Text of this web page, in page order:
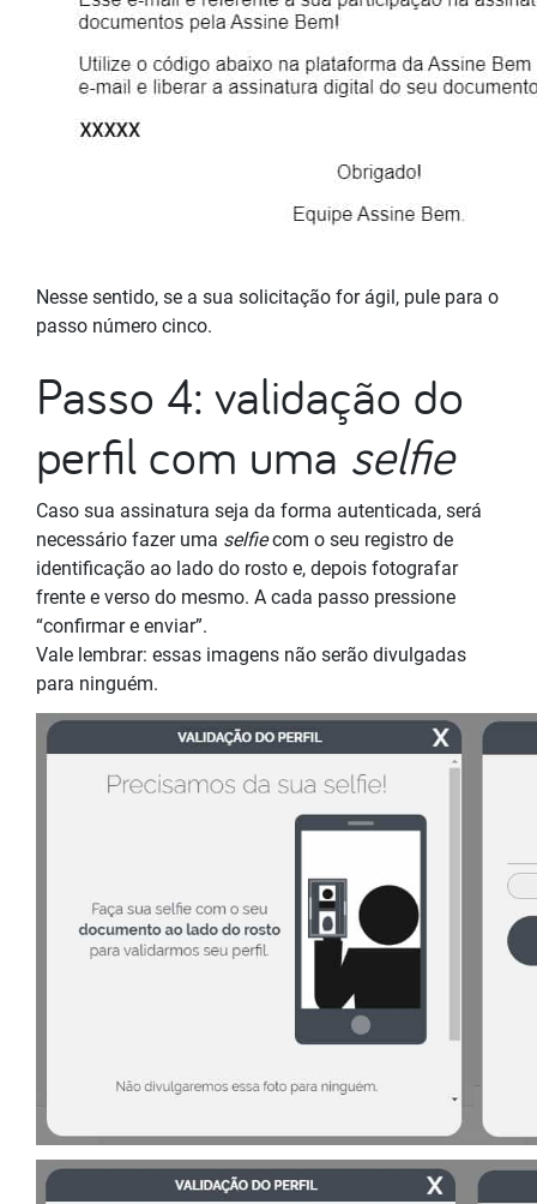
Nesse sentido, se a sua solicitação for ágil, pule para o
passo número cinco.
Passo 4: validação do
perfil com uma selfie
Caso sua assinatura seja da forma autenticada, será
necessário fazer uma selfiecom o seu registro de
identificação ao lado do rosto e, depois fotografar
frente e verso do mesmo. A cada passo pressione
“confirmar e enviar”.
Vale lembrar: essas imagens não serão divulgadas
para ninguém.